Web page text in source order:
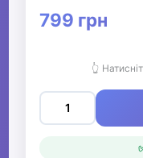
799 грн
👆